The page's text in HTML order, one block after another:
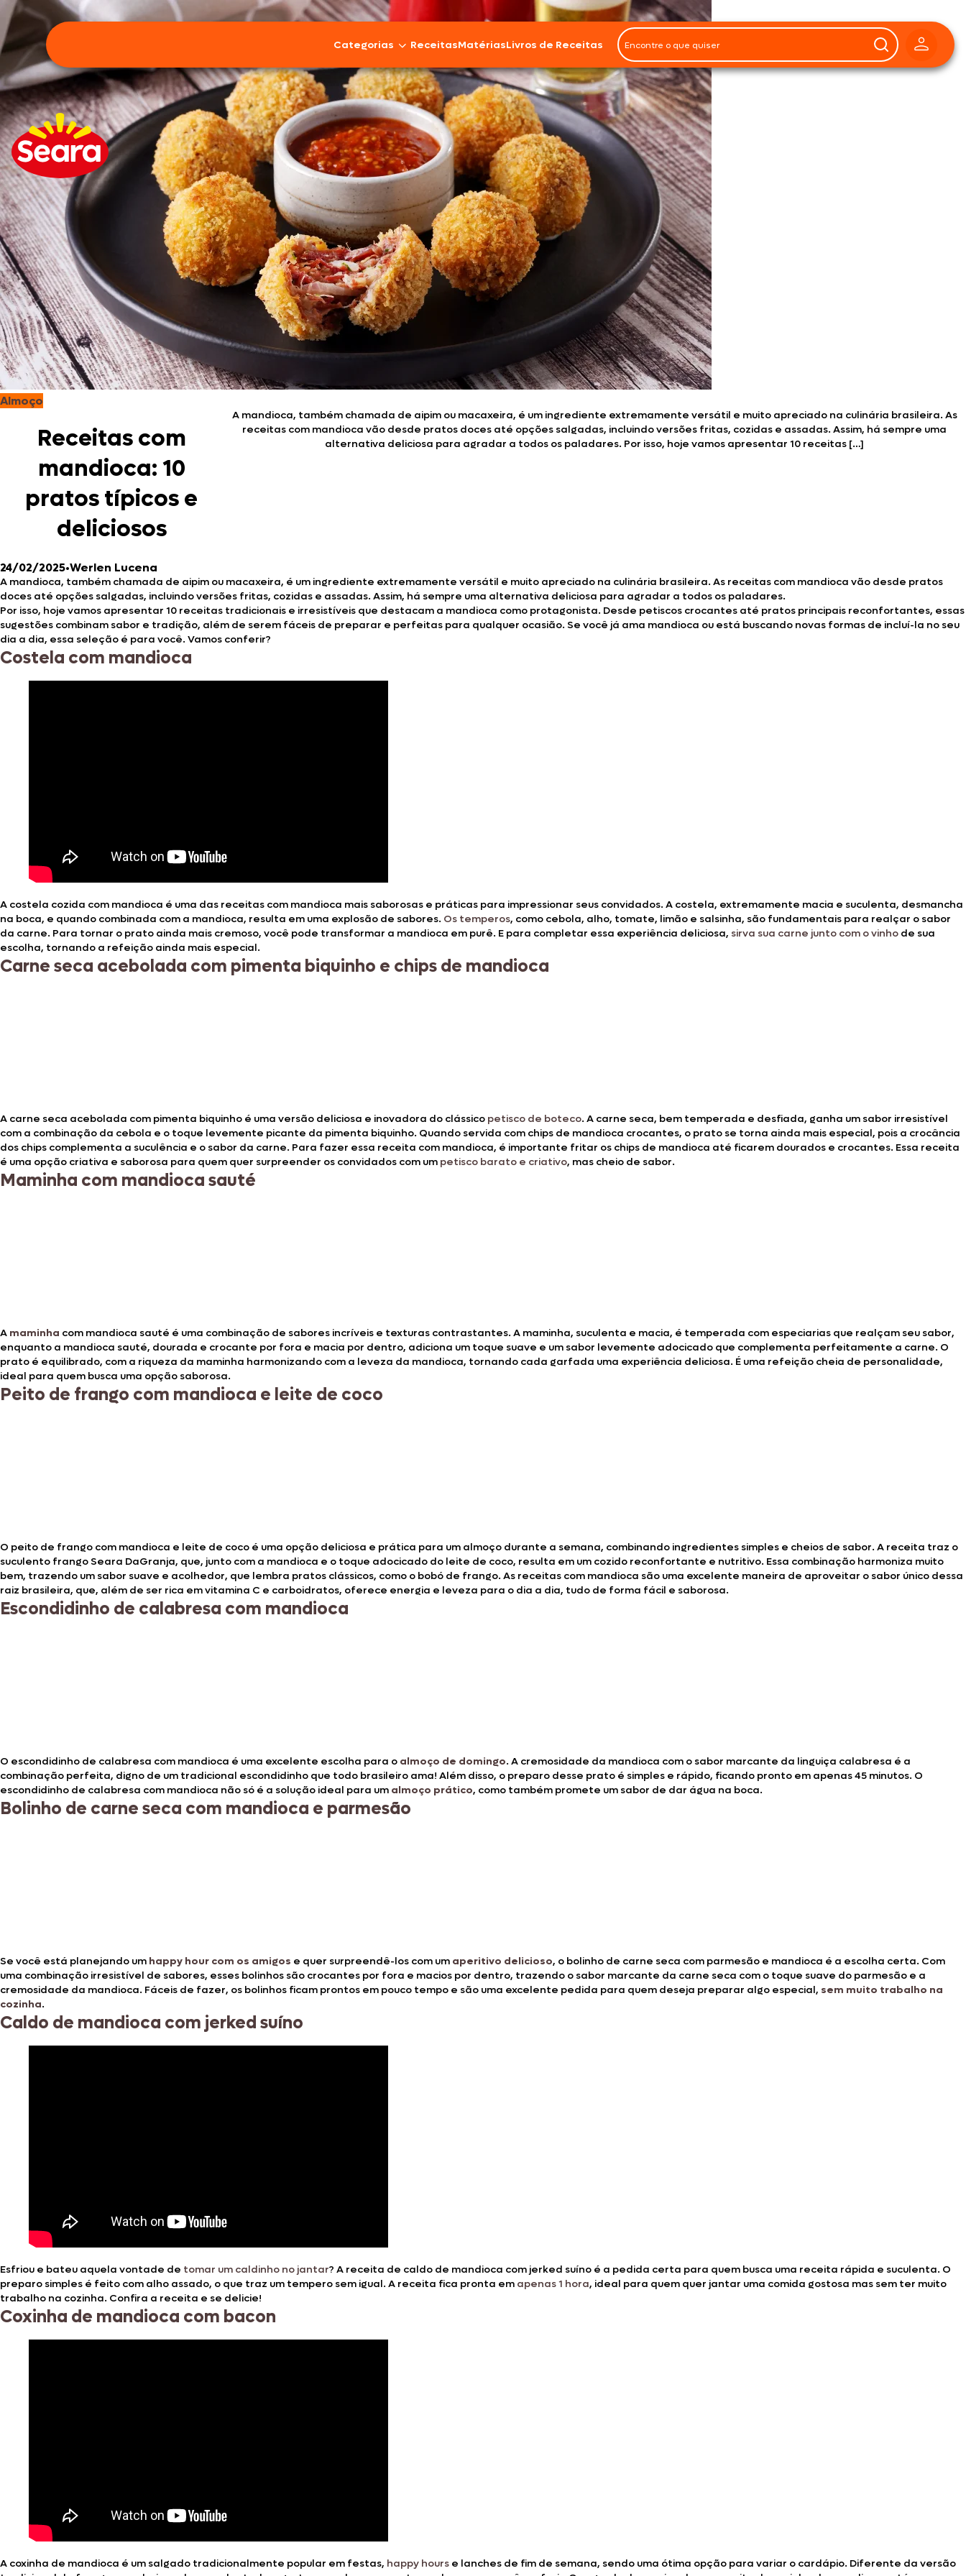
Categorias
Bovinos
Cordeiro
Carnes Suínas
Frios e Embutidos
Peixes e Frutos do Mar
100% Vegetal
Doces, Bolos e Sobremesas
Entrevistas
ReceitasMatériasLivros de Receitas
Almoço
Receitas com
mandioca: 10
pratos típicos e
deliciosos
A mandioca, também chamada de aipim ou macaxeira, é um ingrediente extremamente versátil e muito apreciado na culinária brasileira. As
receitas com mandioca vão desde pratos doces até opções salgadas, incluindo versões fritas, cozidas e assadas. Assim, há sempre uma
alternativa deliciosa para agradar a todos os paladares. Por isso, hoje vamos apresentar 10 receitas […]
24/02/2025•Werlen Lucena
A mandioca, também chamada de aipim ou macaxeira, é um ingrediente extremamente versátil e muito apreciado na culinária brasileira. As receitas com mandioca vão desde pratos
doces até opções salgadas, incluindo versões fritas, cozidas e assadas. Assim, há sempre uma alternativa deliciosa para agradar a todos os paladares.
Por isso, hoje vamos apresentar 10 receitas tradicionais e irresistíveis que destacam a mandioca como protagonista. Desde petiscos crocantes até pratos principais reconfortantes, essas
sugestões combinam sabor e tradição, além de serem fáceis de preparar e perfeitas para qualquer ocasião. Se você já ama mandioca ou está buscando novas formas de incluí-la no seu
dia a dia, essa seleção é para você. Vamos conferir?
Costela com mandioca
A costela cozida com mandioca é uma das receitas com mandioca mais saborosas e práticas para impressionar seus convidados. A costela, extremamente macia e suculenta, desmancha
na boca, e quando combinada com a mandioca, resulta em uma explosão de sabores. Os temperos, como cebola, alho, tomate, limão e salsinha, são fundamentais para realçar o sabor
da carne. Para tornar o prato ainda mais cremoso, você pode transformar a mandioca em purê. E para completar essa experiência deliciosa, sirva sua carne junto com o vinho de sua
escolha, tornando a refeição ainda mais especial.
Carne seca acebolada com pimenta biquinho e chips de mandioca
A carne seca acebolada com pimenta biquinho é uma versão deliciosa e inovadora do clássico petisco de boteco. A carne seca, bem temperada e desfiada, ganha um sabor irresistível
com a combinação da cebola e o toque levemente picante da pimenta biquinho. Quando servida com chips de mandioca crocantes, o prato se torna ainda mais especial, pois a crocância
dos chips complementa a suculência e o sabor da carne. Para fazer essa receita com mandioca, é importante fritar os chips de mandioca até ficarem dourados e crocantes. Essa receita
é uma opção criativa e saborosa para quem quer surpreender os convidados com um petisco barato e criativo, mas cheio de sabor.
Maminha com mandioca sauté
A maminha com mandioca sauté é uma combinação de sabores incríveis e texturas contrastantes. A maminha, suculenta e macia, é temperada com especiarias que realçam seu sabor,
enquanto a mandioca sauté, dourada e crocante por fora e macia por dentro, adiciona um toque suave e um sabor levemente adocicado que complementa perfeitamente a carne. O
prato é equilibrado, com a riqueza da maminha harmonizando com a leveza da mandioca, tornando cada garfada uma experiência deliciosa. É uma refeição cheia de personalidade,
ideal para quem busca uma opção saborosa.
Peito de frango com mandioca e leite de coco
O peito de frango com mandioca e leite de coco é uma opção deliciosa e prática para um almoço durante a semana, combinando ingredientes simples e cheios de sabor. A receita traz o
suculento frango Seara DaGranja, que, junto com a mandioca e o toque adocicado do leite de coco, resulta em um cozido reconfortante e nutritivo. Essa combinação harmoniza muito
bem, trazendo um sabor suave e acolhedor, que lembra pratos clássicos, como o bobó de frango. As receitas com mandioca são uma excelente maneira de aproveitar o sabor único dessa
raiz brasileira, que, além de ser rica em vitamina C e carboidratos, oferece energia e leveza para o dia a dia, tudo de forma fácil e saborosa.
Escondidinho de calabresa com mandioca
O escondidinho de calabresa com mandioca é uma excelente escolha para o almoço de domingo. A cremosidade da mandioca com o sabor marcante da linguiça calabresa é a
combinação perfeita, digno de um tradicional escondidinho que todo brasileiro ama! Além disso, o preparo desse prato é simples e rápido, ficando pronto em apenas 45 minutos. O
escondidinho de calabresa com mandioca não só é a solução ideal para um almoço prático, como também promete um sabor de dar água na boca.
Bolinho de carne seca com mandioca e parmesão
Se você está planejando um happy hour com os amigos e quer surpreendê-los com um aperitivo delicioso, o bolinho de carne seca com parmesão e mandioca é a escolha certa. Com
uma combinação irresistível de sabores, esses bolinhos são crocantes por fora e macios por dentro, trazendo o sabor marcante da carne seca com o toque suave do parmesão e a
cremosidade da mandioca. Fáceis de fazer, os bolinhos ficam prontos em pouco tempo e são uma excelente pedida para quem deseja preparar algo especial, sem muito trabalho na
cozinha.
Caldo de mandioca com jerked suíno
Esfriou e bateu aquela vontade de tomar um caldinho no jantar? A receita de caldo de mandioca com jerked suíno é a pedida certa para quem busca uma receita rápida e suculenta. O
preparo simples é feito com alho assado, o que traz um tempero sem igual. A receita fica pronta em apenas 1 hora, ideal para quem quer jantar uma comida gostosa mas sem ter muito
trabalho na cozinha. Confira a receita e se delicie!
Coxinha de mandioca com bacon
A coxinha de mandioca é um salgado tradicionalmente popular em festas, happy hours e lanches de fim de semana, sendo uma ótima opção para variar o cardápio. Diferente da versão